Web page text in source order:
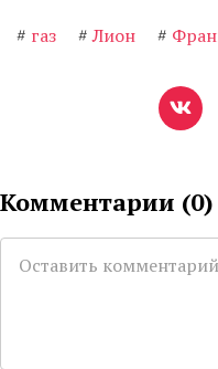
# газ # Лион #
Комментарии (0)